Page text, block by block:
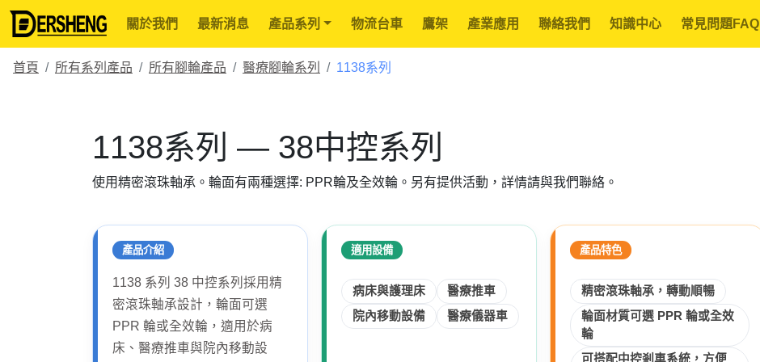
關於我們 最新消息 產品系列 物流台車 鷹架 產業應用 聯絡我們 知識中心 常見問題FAQ
首頁 所有系列產品 所有腳輪產品 醫療腳輪系列 1138系列
1138系列 — 38中控系列
使用精密滾珠軸承。輪面有兩種選擇: PPR輪及全效輪。另有提供活動，詳情請與我們聯絡。
產品介紹
1138 系列 38 中控系列採用精
密滾珠軸承設計，輪面可選
PPR 輪或全效輪，適用於病
床、醫療推車與院內移動設
適用設備
病床與護理床
醫療推車
院內移動設備
醫療儀器車
產品特色
精密滾珠軸承，轉動順暢
輪面材質可選 PPR 輪或全效
輪
可搭配中控剎車系統，方便